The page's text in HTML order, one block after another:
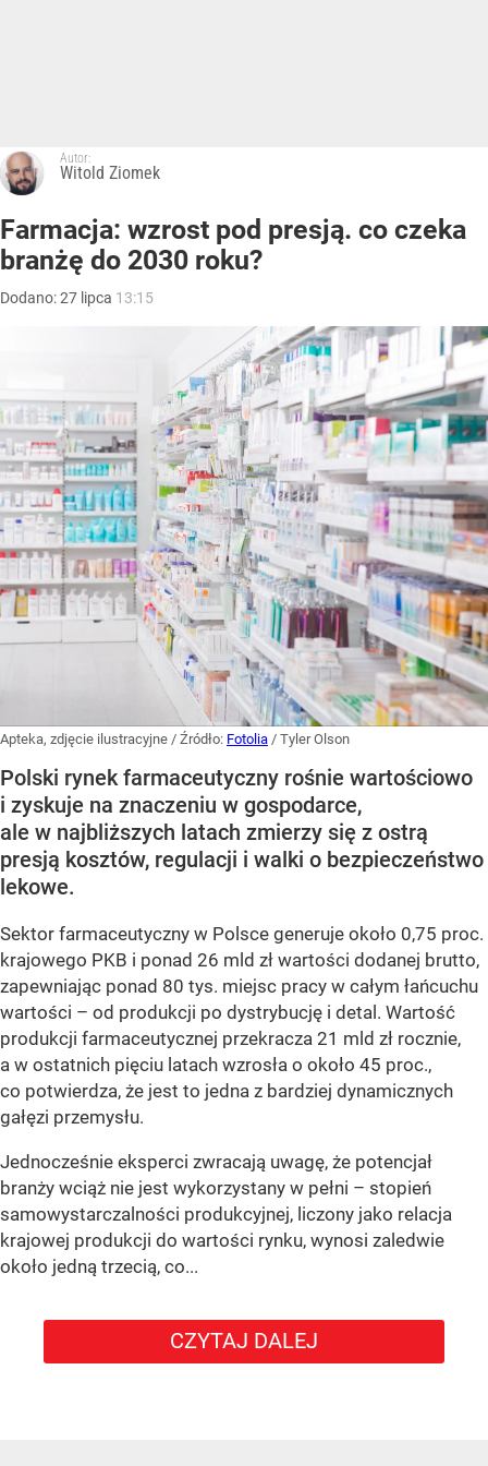
Autor:
Witold Ziomek
Farmacja: wzrost pod presją. co czeka
branżę do 2030 roku?
Dodano:27 lipca 13:15
Apteka, zdjęcie ilustracyjne / Źródło: Fotolia / Tyler Olson
Polski rynek farmaceutyczny rośnie wartościowo
i zyskuje na znaczeniu w gospodarce,
ale w najbliższych latach zmierzy się z ostrą
presją kosztów, regulacji i walki o bezpieczeństwo
lekowe.
Sektor farmaceutyczny w Polsce generuje około 0,75 proc.
krajowego PKB i ponad 26 mld zł wartości dodanej brutto,
zapewniając ponad 80 tys. miejsc pracy w całym łańcuchu
wartości – od produkcji po dystrybucję i detal. Wartość
produkcji farmaceutycznej przekracza 21 mld zł rocznie,
a w ostatnich pięciu latach wzrosła o około 45 proc.,
co potwierdza, że jest to jedna z bardziej dynamicznych
gałęzi przemysłu.
Jednocześnie eksperci zwracają uwagę, że potencjał
branży wciąż nie jest wykorzystany w pełni – stopień
samowystarczalności produkcyjnej, liczony jako relacja
krajowej produkcji do wartości rynku, wynosi zaledwie
około jedną trzecią, co...
CZYTAJ DALEJ